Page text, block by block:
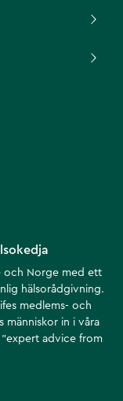
och Norge med ett
hälsorådgivning.
medlems- och
människor in i våra
advice from